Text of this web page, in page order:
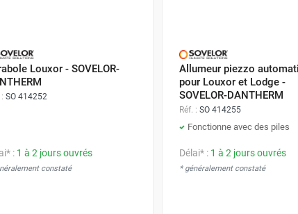
Louxor - SOVELOR-
SO 414252
: 1 à 2 jours ouvrés
constaté
Allumeur piezzo
pour Louxor et Lodge -
SOVELOR-DANTHERM
Réf. : SO 414255
Fonctionne avec des piles
Délai* : 1 à 2 jours ouvrés
* généralement constaté